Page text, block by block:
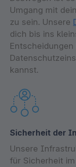
Umgang mit
zu sein. Unsere
dich bis ins
kannst.
Sicherheit der
Unsere
für Sicherheit